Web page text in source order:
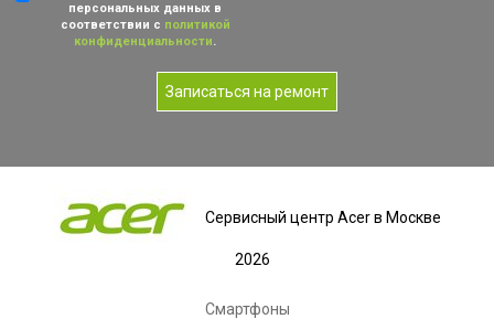
персональных данных в
соответствии с политикой
конфиденциальности.
Записаться на ремонт
Сервисный центр Acer в Москве
2026
Смартфоны